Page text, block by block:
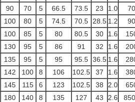
90 70 5 66.5 73.5 23 1.0
100 80 5 74.5 70.5 28.5 1.2
100 85 5 80 80.5 30 1.6
130 95 5 86 91 32 1.6
135 95 5 95 95.5 36.5 1.6
142 100 8 106 102.5 37 1.6
145 115 6 123 102.5 38 2.0
180 140 8 135 127 43 2.6